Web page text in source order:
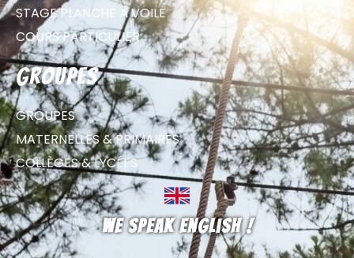
STAGE PLANCHE À VOILE
COURS PARTICULIER
groupes
GROUPES
MATERNELLES & PRIMAIRES
COLLÈGES & LYCÉES
We speak english !